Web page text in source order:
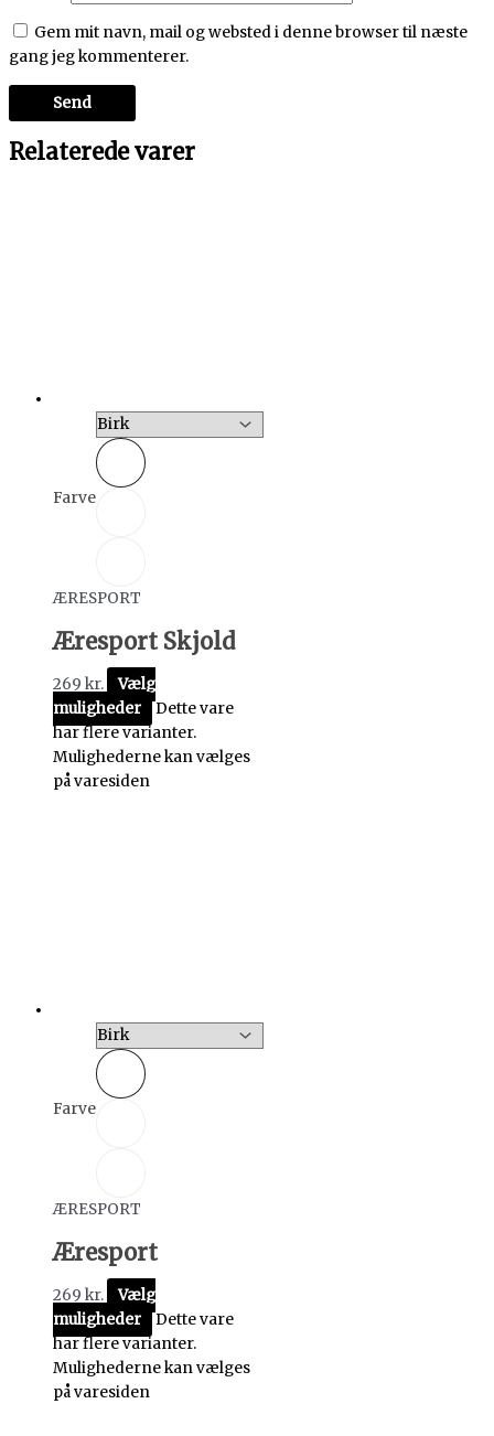
Gem mit navn, mail og websted i denne browser til næste
gang jeg kommenterer.
Relaterede varer
Farve
ÆRESPORT
Æresport Skjold
269 kr.
Vælg
muligheder
Dette vare
har flere varianter.
Mulighederne kan vælges
på varesiden
Farve
ÆRESPORT
Æresport
269 kr.
Vælg
muligheder
Dette vare
har flere varianter.
Mulighederne kan vælges
på varesiden